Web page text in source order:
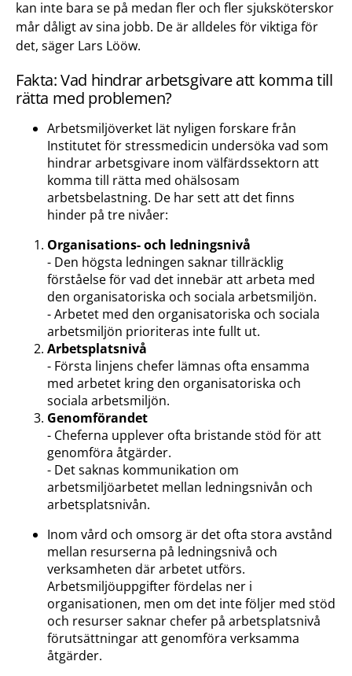
kan inte bara se på medan fler och fler sjuksköterskor
mår dåligt av sina jobb. De är alldeles för viktiga för
det, säger Lars Lööw.
Fakta: Vad hindrar arbetsgivare att komma till
rätta med problemen?
Arbetsmiljöverket lät nyligen forskare från
Institutet för stressmedicin undersöka vad som
hindrar arbetsgivare inom välfärdssektorn att
komma till rätta med ohälsosam
arbetsbelastning. De har sett att det finns
hinder på tre nivåer:
Organisations- och ledningsnivå
- Den högsta ledningen saknar tillräcklig
förståelse för vad det innebär att arbeta med
den organisatoriska och sociala arbetsmiljön.
- Arbetet med den organisatoriska och sociala
arbetsmiljön prioriteras inte fullt ut.
Arbetsplatsnivå
- Första linjens chefer lämnas ofta ensamma
med arbetet kring den organisatoriska och
sociala arbetsmiljön.
Genomförandet
- Cheferna upplever ofta bristande stöd för att
genomföra åtgärder.
- Det saknas kommunikation om
arbetsmiljöarbetet mellan ledningsnivån och
arbetsplatsnivån.
Inom vård och omsorg är det ofta stora avstånd
mellan resurserna på ledningsnivå och
verksamheten där arbetet utförs.
Arbetsmiljöuppgifter fördelas ner i
organisationen, men om det inte följer med stöd
och resurser saknar chefer på arbetsplatsnivå
förutsättningar att genomföra verksamma
åtgärder.